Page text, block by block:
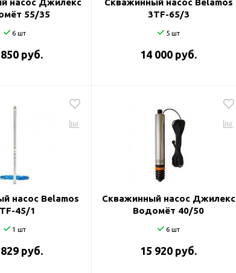
насос Джилекс
55/35
6 шт
руб.
Скважинный насос Belamos
3TF-65/3
5 шт
14 000 руб.
насос Belamos
45/1
1 шт
руб.
Скважинный насос Джилекс
Водомёт 40/50
6 шт
15 920 руб.